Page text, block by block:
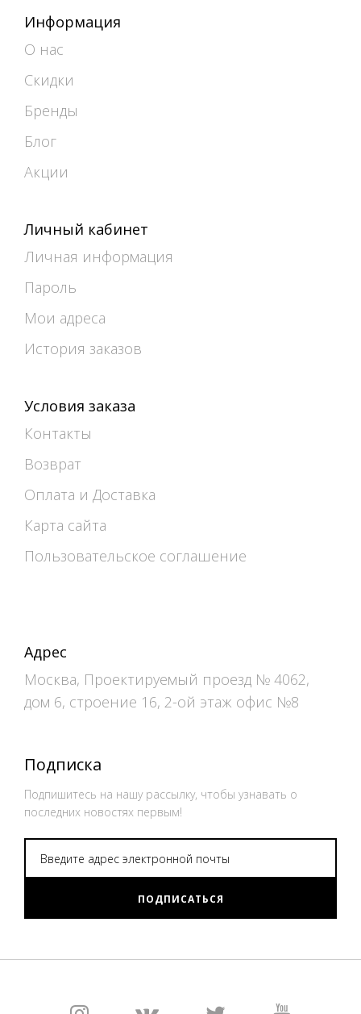
Информация
О нас
Скидки
Бренды
Блог
Акции
Личный кабинет
Личная информация
Пароль
Мои адреса
История заказов
Условия заказа
Контакты
Возврат
Оплата и Доставка
Карта сайта
Пользовательское соглашение
Адрес
Москва, Проектируемый проезд № 4062,
дом 6, строение 16, 2-ой этаж офис №8
Подписка
Подпишитесь на нашу рассылку, чтобы узнавать о
последних новостях первым!
ПОДПИСАТЬСЯ